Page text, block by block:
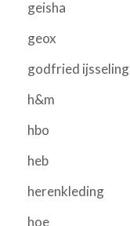
geisha
geox
godfried ijsseling
h&m
hbo
heb
herenkleding
hoe